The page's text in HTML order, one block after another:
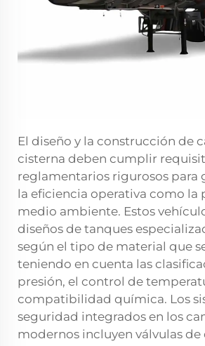
El diseño y la construcción de
cisterna deben cumplir
reglamentarios rigurosos para
la eficiencia operativa como la
medio ambiente. Estos
diseños de tanques
según el tipo de material que
teniendo en cuenta las
presión, el control de
compatibilidad química. Los
seguridad integrados en los
modernos incluyen válvulas de